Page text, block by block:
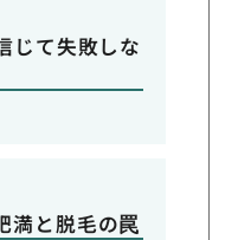
じて失敗しな
満と脱毛の罠